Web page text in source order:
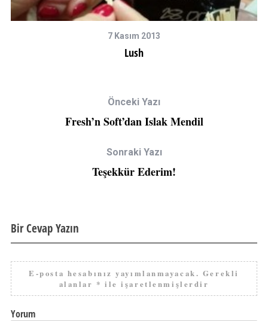
7 Kasım 2013
Lush
Önceki Yazı
Fresh’n Soft’dan Islak Mendil
Sonraki Yazı
Teşekkür Ederim!
Bir Cevap Yazın
E-posta hesabınız yayımlanmayacak. Gerekli
alanlar * ile işaretlenmişlerdir
Yorum